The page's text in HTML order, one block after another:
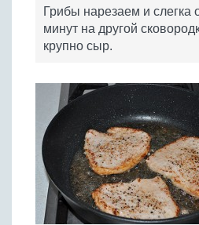
Грибы нарезаем и
минут на другой
крупно сыр.